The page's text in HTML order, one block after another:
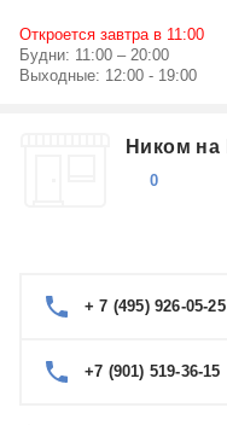
Откроется завтра в 11:00
Будни: 11:00 – 20:00
Выходные: 12:00 - 19:00
Ником на
0
+ 7 (495) 926-05-25
+7 (901) 519-36-15